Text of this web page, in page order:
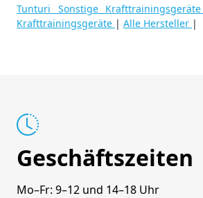
Tunturi Sonstige Krafttrainingsgeräte
Krafttrainingsgeräte | Alle Hersteller |
Geschäftszeiten
Mo–Fr: 9–12 und 14–18 Uhr